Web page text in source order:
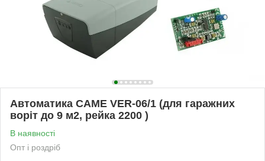
Автоматика CAME VER-06/1 (для гаражних
воріт до 9 м2, рейка 2200 )
В наявності
Опт і роздріб